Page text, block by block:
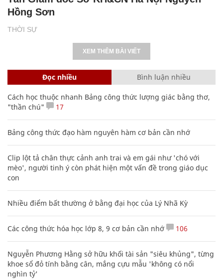
THỜI SỰ
Hồng Sơn
XEM THÊM BÀI VIẾT
Đọc nhiều Bình luận nhiều
Cách học thuộc nhanh Bảng công thức lượng giác bằng thơ,
"thần chú"
17
Bảng công thức đạo hàm nguyên hàm cơ bản cần nhớ
Clip lột tả chân thực cảnh anh trai và em gái như 'chó với
mèo', người tinh ý còn phát hiện một vấn đề trong giáo dục
con
Nhiều điểm bất thường ở bằng đại học của Lý Nhã Kỳ
Các công thức hóa học lớp 8, 9 cơ bản cần nhớ 106
Nguyễn Phương Hằng sở hữu khối tài sản "siêu khủng", từng
khoe sổ đỏ tính bằng cân, mắng cựu mẫu 'không có nổi
nghìn tỷ'